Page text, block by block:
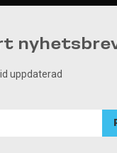
uppdaterad